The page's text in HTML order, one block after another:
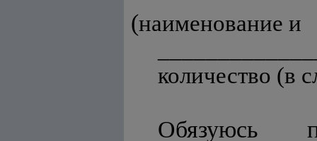
(наименование и
количество (в
Обязуюсь